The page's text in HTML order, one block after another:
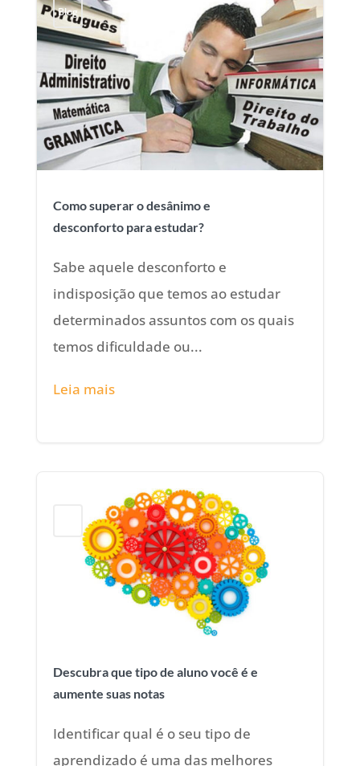
Blog
Como superar o desânimo e
desconforto para estudar?
Sabe aquele desconforto e
indisposição que temos ao estudar
determinados assuntos com os quais
temos dificuldade ou...
Leia mais
Descubra que tipo de aluno você é e
aumente suas notas
Identificar qual é o seu tipo de
aprendizado é uma das melhores